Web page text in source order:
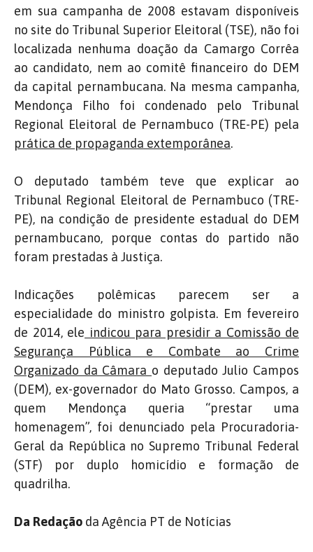
em sua campanha de 2008 estavam disponíveis
no site do Tribunal Superior Eleitoral (TSE), não foi
localizada nenhuma doação da Camargo Corrêa
ao candidato, nem ao comitê financeiro do DEM
da capital pernambucana. Na mesma campanha,
Mendonça Filho foi condenado pelo Tribunal
Regional Eleitoral de Pernambuco (TRE-PE) pela
prática de propaganda extemporânea.
O deputado também teve que explicar ao
Tribunal Regional Eleitoral de Pernambuco (TRE-
PE), na condição de presidente estadual do DEM
pernambucano, porque contas do partido não
foram prestadas à Justiça.
Indicações polêmicas parecem ser a
especialidade do ministro golpista. Em fevereiro
de 2014, ele indicou para presidir a Comissão de
Segurança Pública e Combate ao Crime
Organizado da Câmara o deputado Julio Campos
(DEM), ex-governador do Mato Grosso. Campos, a
quem Mendonça queria “prestar uma
homenagem”, foi denunciado pela Procuradoria-
Geral da República no Supremo Tribunal Federal
(STF) por duplo homicídio e formação de
quadrilha.
Da Redação da Agência PT de Notícias